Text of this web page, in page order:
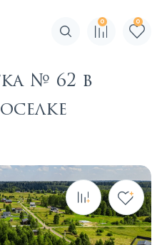
Поиск по сайту
0 0
№ 62 в